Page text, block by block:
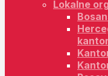
Lokalne